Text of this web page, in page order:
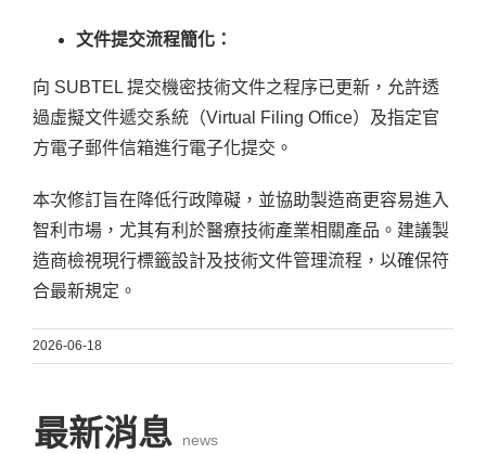
文件提交流程簡化：
向 SUBTEL 提交機密技術文件之程序已更新，允許透
過虛擬文件遞交系統（Virtual Filing Office）及指定官
方電子郵件信箱進行電子化提交。
本次修訂旨在降低行政障礙，並協助製造商更容易進入
智利市場，尤其有利於醫療技術產業相關產品。建議製
造商檢視現行標籤設計及技術文件管理流程，以確保符
合最新規定。
2026-06-18
最新消息 news